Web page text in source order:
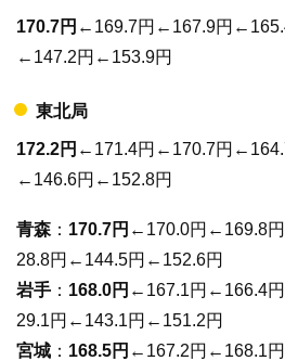
170.7円 ←169.7円←167.9円
←147.2円←153.9円
東北局
172.2円 ←171.4円←170.7円
←146.6円←152.8円
青森 ： 170.7円 ←170.0円←169.8
28.8円←144.5円←152.6円
岩手 ： 168.0円 ←167.1円←166.4
29.1円←143.1円←151.2円
宮城 ： 168.5円 ←167.2円←168.1